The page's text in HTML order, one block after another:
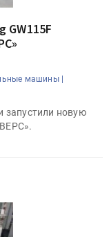
GW115F
машины |
запустили новую